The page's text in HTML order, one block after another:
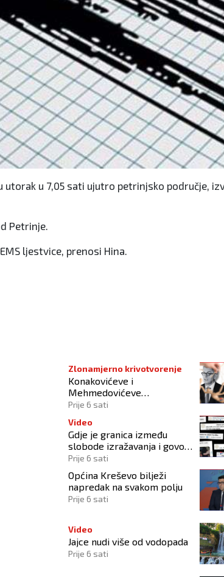
utorak u 7,05 sati ujutro petrinjsko
Petrinje.
ljestvice, prenosi Hina.
Zlonamjerno krivotvorenje
Konakovićeve i
Mehmedovićeve
manipulacije ne osporavaju
Prije 6 sati
Video
Gdje je granica između
slobode izražavanja i govora
mržnje?
Prije 6 sati
Općina Kreševo bilježi
napredak na svakom polju
Prije 6 sati
Video
Jajce nudi više od vodopada
Prije 6 sati